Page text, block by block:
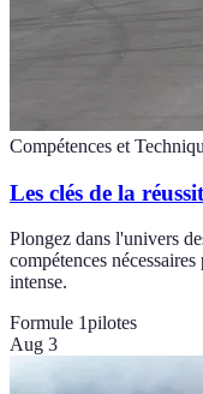
Compétences et
Les clés de la
Plongez dans l'univers
compétences
intense.
Formule 1pilotes
Aug 3